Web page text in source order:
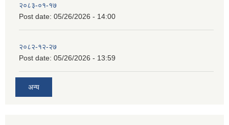
२०८३-०१-१७
Post date: 05/26/2026 - 14:00
२०८२-१२-२७
Post date: 05/26/2026 - 13:59
अन्य